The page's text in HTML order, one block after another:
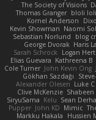
The Society of Visions
Thomas Granger bloli loli
Kornel Anderson
Kevin Showman Naomi
Sebastian Norlund
blog
George Dvorak Haris
Sarah Schrock
Logan
Elias Guevara Kathreena B
Cole Turner John Kevin Ong
Gökhan Sazdağı
Alexander Olesen Luke C
Clive McKenzie
SiryuSama Kelu Sean
Pupper John KD Mimic
Markku Hakala
Hussien